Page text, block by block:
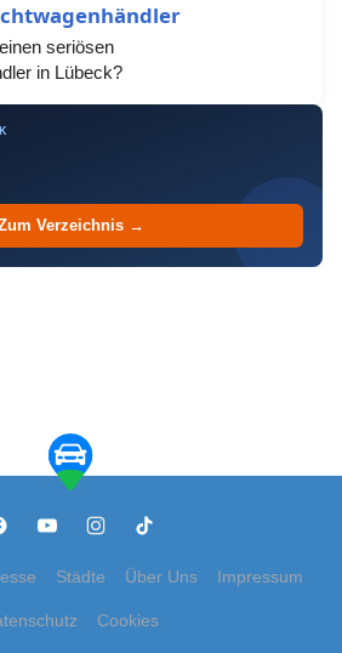
seriösen
in Lübeck?
Verzeichnis →
Städte Über Uns Impressum
Cookies